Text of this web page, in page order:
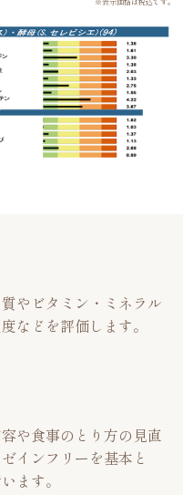
やビタミン・ミネラル
などを評価します。
や食事のとり方の見直
インフリーを基本と
ます。